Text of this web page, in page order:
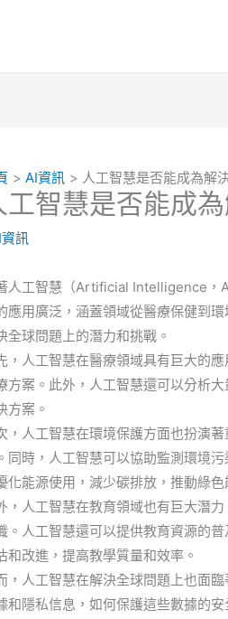
AI資訊 人工智慧是否能成為解
工智慧是否能成
訊
人工智慧（Artificial Intelligence，
應用廣泛，涵蓋領域從醫療保健到
全球問題上的潛力和挑戰。
，人工智慧在醫療領域具有巨大的
方案。此外，人工智慧還可以分析
方案。
，人工智慧在環境保護方面也扮演
同時，人工智慧可以協助監測環境
化能源使用，減少碳排放，推動綠色
，人工智慧在教育領域也有巨大潛
。人工智慧還可以提供教育資源的
和改進，提高教學質量和效率。
，人工智慧在解決全球問題上也面
和隱私信息，如何保護這些數據的